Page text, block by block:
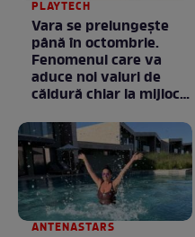
PLAYTECH
Vara se prelungeşte
până în octombrie.
Fenomenul care va
aduce noi valuri de
căldură chiar la mijlocul
ANTENASTARS